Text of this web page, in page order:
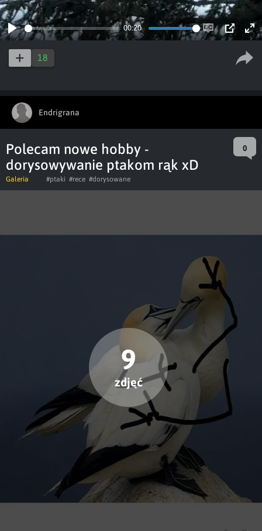
Play
00:20
EnablePIP
18
Endrigrana
Polecam nowe hobby -
dorysowywanie ptakom rąk xD
0
Galeria #ptaki #rece #dorysowane
9
zdjęć